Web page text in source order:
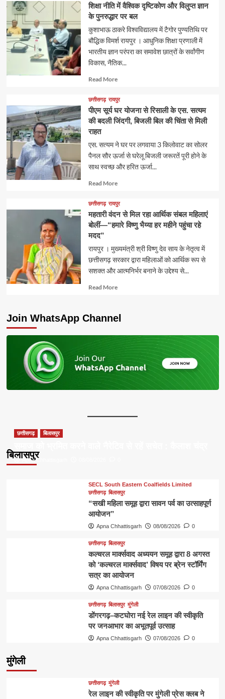
शिक्षा नीति में वैश्विक दृष्टिकोण और विलुप्त ज्ञान
के पुनरुद्धार पर बल
कुशाभाऊ ठाकरे विश्वविद्यालय में टैगोर पुण्यतिथि पर
बौद्धिक विमर्श रायपुर । आधुनिक शिक्षा प्रणाली में
भारतीय ज्ञान परंपरा का समावेश छात्रों के सर्वांगीण
विकास, नैतिक...
Read MoreRead
about
छत्तीसगढ़ रायपुर
पीएम सूर्य घर योजना से रिसाली के एस. सत्यम
की बदली जिंदगी, बिजली बिल की चिंता से मिली
राहत
एस. सत्यम ने घर पर लगवाया 3 किलोवाट का सोलर
पैनल सौर ऊर्जा से घरेलू बिजली जरूरतें पूरी होने के
साथ स्वच्छ और हरित ऊर्जा...
Read MoreRead
about
छत्तीसगढ़ रायपुर
महतारी वंदन से मिल रहा आर्थिक संबल महिलाएं
बोलीं—“हमारे विष्णु भैय्या हर महीने पहुंचा रहे
मदद”
रायपुर । मुख्यमंत्री श्री विष्णु देव साय के नेतृत्व में
छत्तीसगढ़ सरकार द्वारा महिलाओं को आर्थिक रूप से
सशक्त और आत्मनिर्भर बनाने के उद्देश्य से...
Read MoreRead
Join WhatsApp Channel
बिलासपुर
छत्तीसगढ़ बिलासपुर
Apna Chhattisgarh
SECL South Eastern Coalfields Limited
छत्तीसगढ़ बिलासपुर
“सखी महिला समूह द्वारा सावन पर्व का उत्साहपूर्ण
आयोजन”
Apna Chhattisgarh 08/08/2026 0
छत्तीसगढ़ बिलासपुर
कल्चरल मार्क्सवाद अध्ययन समूह द्वारा 8 अगस्त
को ‘कल्चरल मार्क्सवाद’ विषय पर ब्रेन स्टॉर्मिंग
सत्र का आयोजन
Apna Chhattisgarh 07/08/2026 0
छत्तीसगढ़ बिलासपुर मुंगेली
डोंगरगढ़–कटघोरा नई रेल लाइन की स्वीकृति
पर जनआभार का अभूतपूर्व उत्साह
Apna Chhattisgarh 07/08/2026 0
मुंगेली
छत्तीसगढ़ मुंगेली
रेल लाइन की स्वीकृति पर मुंगेली प्रेस क्लब ने